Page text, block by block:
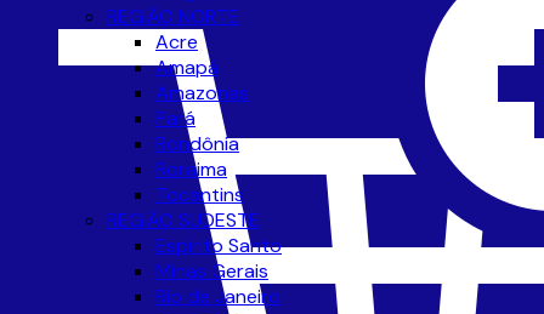
REGIÃO NORTE
Acre
Amapá
Amazonas
Pará
Rondônia
Roraima
Tocantins
REGIÃO SUDESTE
Espírito Santo
Minas Gerais
Rio de Janeiro